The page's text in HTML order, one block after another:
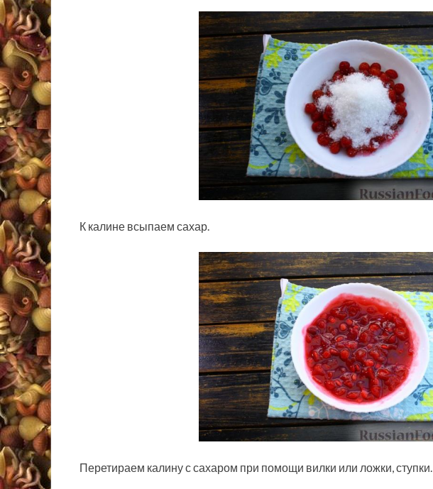
К калине всыпаем сахар.
Перетираем калину с сахаром при помощи вилки или ложки, ступки.